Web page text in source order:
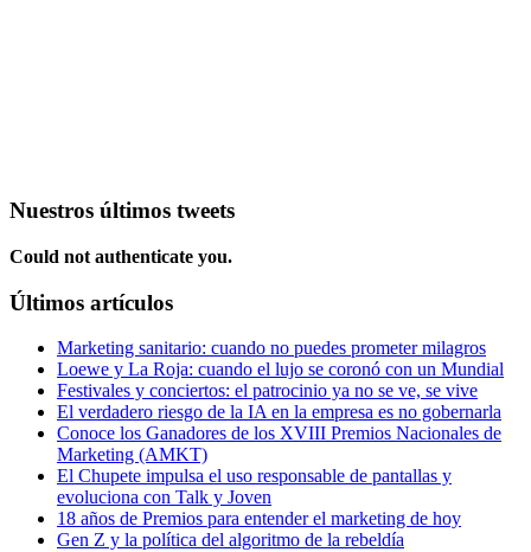
Nuestros últimos tweets
Could not authenticate you.
Últimos artículos
Marketing sanitario: cuando no puedes prometer milagros
Loewe y La Roja: cuando el lujo se coronó con un Mundial
Festivales y conciertos: el patrocinio ya no se ve, se vive
El verdadero riesgo de la IA en la empresa es no gobernarla
Conoce los Ganadores de los XVIII Premios Nacionales de
Marketing (AMKT)
El Chupete impulsa el uso responsable de pantallas y
evoluciona con Talk y Joven
18 años de Premios para entender el marketing de hoy
Gen Z y la política del algoritmo de la rebeldía